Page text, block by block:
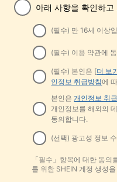
아래 사항을 확인하
(필수) 만 16세 이상
(필수) 이용 약관에
(필수) 본인은 [더 보
인정보 취급방침에
본인은 개인정보 취
개인정보를 해외의
동의합니다.
(선택) 광고성 정보
「필수」항목에 대한 동
를 위한 SHEIN 계정 생성